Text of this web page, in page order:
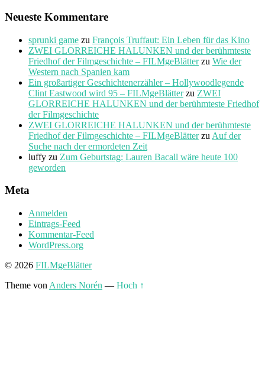
Neueste Kommentare
sprunki game zu François Truffaut: Ein Leben für das Kino
ZWEI GLORREICHE HALUNKEN und der berühmteste
Friedhof der Filmgeschichte – FILMgeBlätterzu Wie der
Western nach Spanien kam
Ein großartiger Geschichtenerzähler – Hollywoodlegende
Clint Eastwood wird 95 – FILMgeBlätterzu ZWEI
GLORREICHE HALUNKEN und der berühmteste Friedhof
der Filmgeschichte
ZWEI GLORREICHE HALUNKEN und der berühmteste
Friedhof der Filmgeschichte – FILMgeBlätterzu Auf der
Suche nach der ermordeten Zeit
luffy zu Zum Geburtstag: Lauren Bacall wäre heute 100
geworden
Meta
Anmelden
Eintrags-Feed
Kommentar-Feed
WordPress.org
© 2026 FILMgeBlätter
Theme von Anders Norén — Hoch ↑